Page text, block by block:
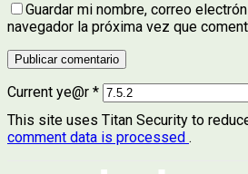
Guardar mi nombre, correo
navegador la próxima vez que
Current ye@r *
This site uses Titan Security to
comment data is processed .